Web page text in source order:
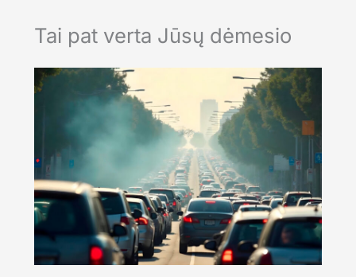
Tai pat verta Jūsų dėmesio